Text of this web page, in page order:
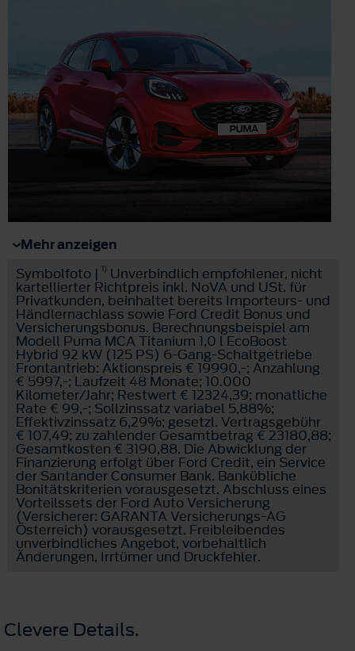
Mehr anzeigen
Symbolfoto | 1) Unverbindlich empfohlener, nicht
kartellierter Richtpreis inkl. NoVA und USt. für
Privatkunden, beinhaltet bereits Importeurs- und
Händlernachlass sowie Ford Credit Bonus und
Versicherungsbonus. Berechnungsbeispiel am
Modell Puma MCA Titanium 1,0 l EcoBoost
Hybrid 92 kW (125 PS) 6-Gang-Schaltgetriebe
Frontantrieb: Aktionspreis € 19990,-; Anzahlung
€ 5997,-; Laufzeit 48 Monate; 10.000
Kilometer/Jahr; Restwert € 12324,39; monatliche
Rate € 99,-; Sollzinssatz variabel 5,88%;
Effektivzinssatz 6,29%; gesetzl. Vertragsgebühr
€ 107,49; zu zahlender Gesamtbetrag € 23180,88;
Gesamtkosten € 3190,88. Die Abwicklung der
Finanzierung erfolgt über Ford Credit, ein Service
der Santander Consumer Bank. Bankübliche
Bonitätskriterien vorausgesetzt. Abschluss eines
Vorteilssets der Ford Auto Versicherung
(Versicherer: GARANTA Versicherungs-AG
Österreich) vorausgesetzt. Freibleibendes
unverbindliches Angebot, vorbehaltlich
Änderungen, Irrtümer und Druckfehler.
Clevere Details.